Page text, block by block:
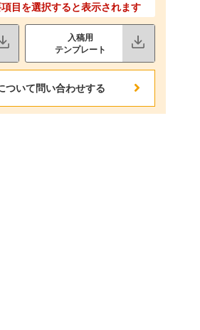
目を選択すると表示されます
入稿用
テンプレート
ついて問い合わせする